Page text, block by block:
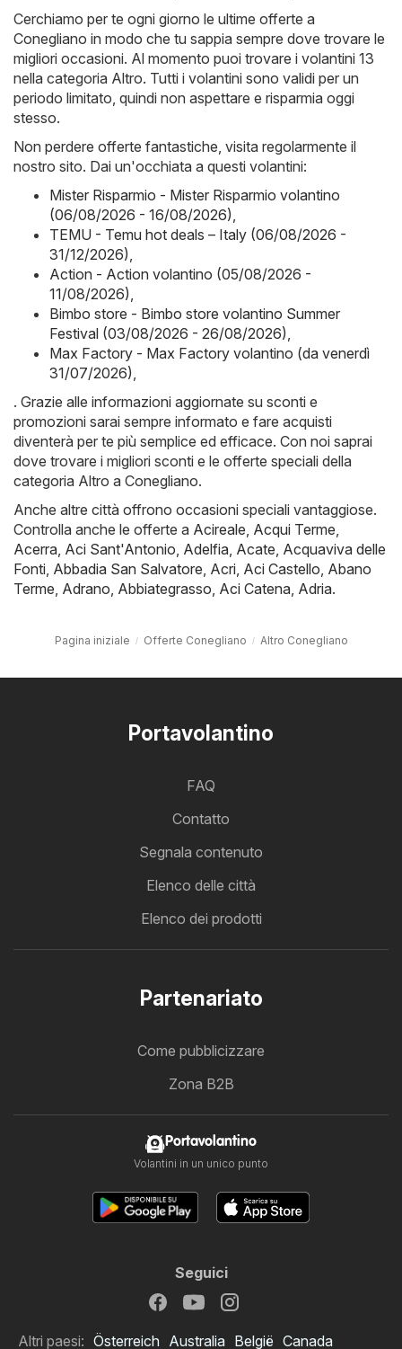
Cerchiamo per te ogni giorno le ultime offerte a
Conegliano in modo che tu sappia sempre dove trovare le
migliori occasioni. Al momento puoi trovare i volantini 13
nella categoria Altro. Tutti i volantini sono validi per un
periodo limitato, quindi non aspettare e risparmia oggi
stesso.
Non perdere offerte fantastiche, visita regolarmente il
nostro sito. Dai un'occhiata a questi volantini:
Mister Risparmio - Mister Risparmio volantino
(06/08/2026 - 16/08/2026)
TEMU - Temu hot deals – Italy (06/08/2026 -
31/12/2026)
Action - Action volantino (05/08/2026 -
11/08/2026)
Bimbo store - Bimbo store volantino Summer
Festival (03/08/2026 - 26/08/2026)
Max Factory - Max Factory volantino (da venerdì
31/07/2026)
. Grazie alle informazioni aggiornate su sconti e
promozioni sarai sempre informato e fare acquisti
diventerà per te più semplice ed efficace. Con noi saprai
dove trovare i migliori sconti e le offerte speciali della
categoria Altro a Conegliano.
Anche altre città offrono occasioni speciali vantaggiose.
Controlla anche le offerte a Acireale Acqui Terme
Acerra Aci Sant'Antonio Adelfia Acate Acquaviva delle
Fonti Abbadia San Salvatore Acri Aci Castello Abano
Terme Adrano Abbiategrasso Aci Catena Adria.
Pagina iniziale Offerte Conegliano Altro Conegliano
Portavolantino
FAQ
Contatto
Segnala contenuto
Elenco delle città
Elenco dei prodotti
Partenariato
Come pubblicizzare
Zona B2B
Portavolantino
Volantini in un unico punto
Seguici
Altri paesi: Österreich Australia België Canada